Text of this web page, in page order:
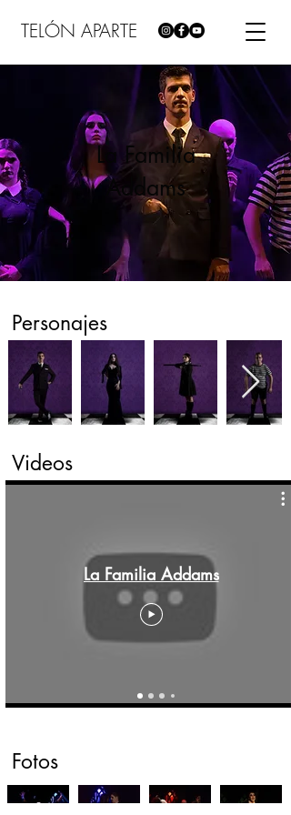
TELÓN APARTE
La Familia
Addams
Personajes
Videos
La Familia Addams
Fotos